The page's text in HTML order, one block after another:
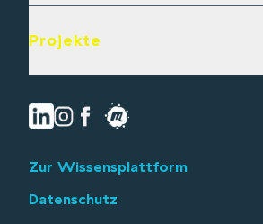
Projekte
Zur Wissensplattform
Datenschutz